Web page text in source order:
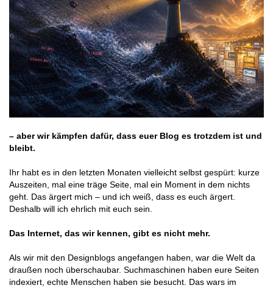
– aber wir kämpfen dafür, dass euer Blog es trotzdem ist und
bleibt.
Ihr habt es in den letzten Monaten vielleicht selbst gespürt: kurze
Auszeiten, mal eine träge Seite, mal ein Moment in dem nichts
geht. Das ärgert mich – und ich weiß, dass es euch ärgert.
Deshalb will ich ehrlich mit euch sein.
Das Internet, das wir kennen, gibt es nicht mehr.
Als wir mit den Designblogs angefangen haben, war die Welt da
draußen noch überschaubar. Suchmaschinen haben eure Seiten
indexiert, echte Menschen haben sie besucht. Das wars im